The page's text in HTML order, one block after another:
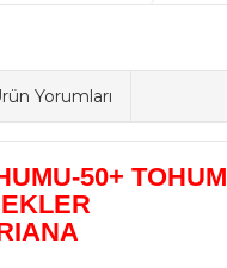
Yorumları
50+ TOHUM